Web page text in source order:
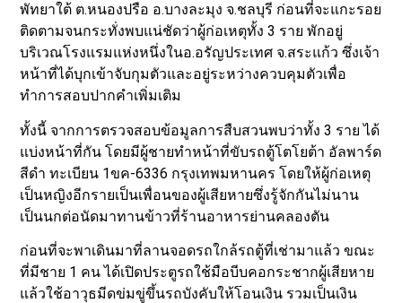
พัทยาใต้ ต.หนองปรือ อ.บางละมุง จ.ชลบุรี ก่อนที่จะแกะรอย
ติดตามจนกระทั่งพบแน่ชัดว่าผู้ก่อเหตุทั้ง 3 ราย พักอยู่
บริเวณโรงแรมแห่งหนึ่งในอ.อรัญประเทศ จ.สระแก้ว ซึ่งเจ้า
หน้าที่ได้บุกเข้าจับกุมตัวและอยู่ระหว่างควบคุมตัวเพื่อ
ทำการสอบปากคำเพิ่มเติม
ทั้งนี้ จากการตรวจสอบข้อมูลการสืบสวนพบว่าทั้ง 3 ราย ได้
แบ่งหน้าที่กัน โดยมีผู้ชายทำหน้าที่ขับรถตู้โตโยต้า อัลพาร์ด
สีดำ ทะเบียน 1ขค-6336 กรุงเทพมหานคร โดยให้ผู้ก่อเหตุ
เป็นหญิงอีกรายเป็นเพื่อนของผู้เสียหายซึ่งรู้จักกันไม่นาน
เป็นนกต่อนัดมาทานข้าวที่ร้านอาหารย่านคลองตัน
ก่อนที่จะพาเดินมาที่ลานจอดรถใกล้รถตู้ที่เช่ามาแล้ว ขณะ
ที่มีชาย 1 คน ได้เปิดประตูรถใช้มือบีบคอกระชากผู้เสียหาย
แล้วใช้อาวุธมีดข่มขู่ขึ้นรถบังคับให้โอนเงิน รวมเป็นเงิน